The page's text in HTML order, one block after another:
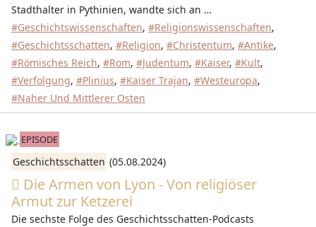
Stadthalter in Pythinien, wandte sich an …
#Geschichtswissenschaften, #Religionswissenschaften,
#Geschichtsschatten, #Religion, #Christentum, #Antike,
#Römisches Reich, #Rom, #Judentum, #Kaiser, #Kult,
#Verfolgung, #Plinius, #Kaiser Trajan, #Westeuropa,
#Naher Und Mittlerer Osten
EPISODE
Geschichtsschatten (05.08.2024)
Die Armen von Lyon - Von religiöser
Armut zur Ketzerei
Die sechste Folge des Geschichtsschatten-Podcasts